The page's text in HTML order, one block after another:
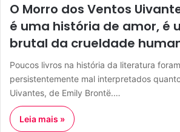
O Morro dos Ventos
é uma história de amor, é
brutal da crueldade
Poucos livros na história da literatura
persistentemente mal interpretados
Uivantes, de Emily Brontë.…
Leia mais »